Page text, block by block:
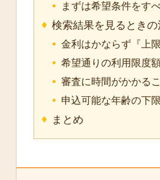
まずは希望条件をす
検索結果を見るときの
金利はかならず『上
希望通りの利用限度
審査に時間がかかる
申込可能な年齢の下
まとめ